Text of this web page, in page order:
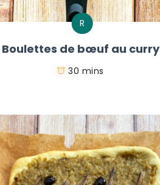
R
Boulettes de bœuf au curry
30 mins